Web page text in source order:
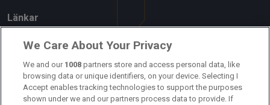
Länkar
Om oss
Kontakta oss
Kundtjänst
We Care About Your Privacy
We and our 1008 partners store and access personal data, like
browsing data or unique identifiers, on your device. Selecting I
Accept enables tracking technologies to support the purposes
shown under we and our partners process data to provide. If